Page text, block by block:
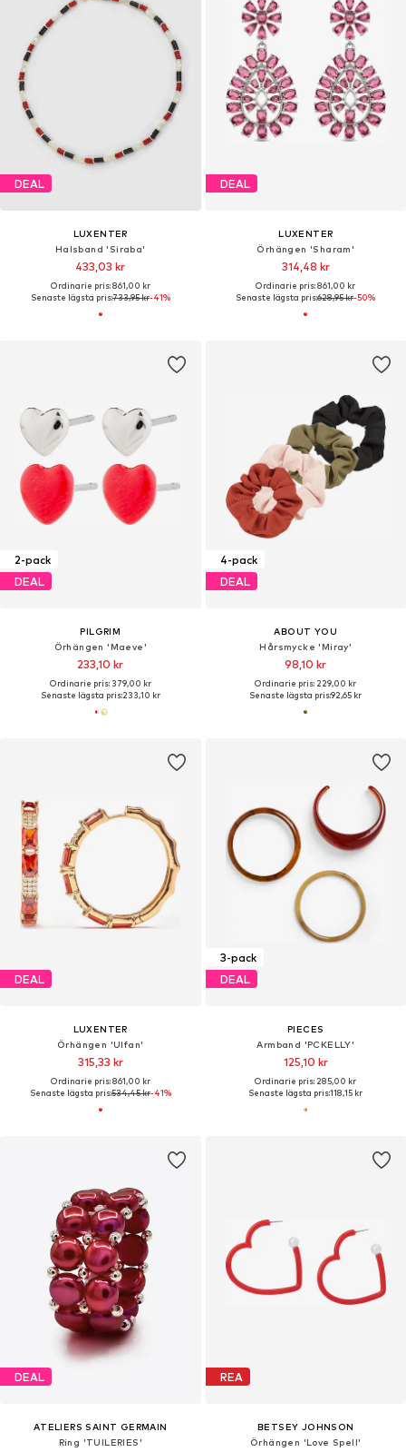
DEAL
LUXENTER
Halsband 'Siraba'
433,03 kr
Ordinarie pris: 861,00 kr
Senaste lägsta pris:733,95 kr-41%
DEAL
LUXENTER
Örhängen 'Sharam'
314,48 kr
Ordinarie pris: 861,00 kr
Senaste lägsta pris:628,95 kr-50%
2-pack
DEAL
PILGRIM
Örhängen 'Maeve'
233,10 kr
Ordinarie pris: 379,00 kr
Senaste lägsta pris:233,10 kr
4-pack
DEAL
ABOUT YOU
Hårsmycke 'Miray'
98,10 kr
Ordinarie pris: 229,00 kr
Senaste lägsta pris:92,65 kr
DEAL
LUXENTER
Örhängen 'Ulfan'
315,33 kr
Ordinarie pris: 861,00 kr
Senaste lägsta pris:534,45 kr-41%
3-pack
DEAL
PIECES
Armband 'PCKELLY'
125,10 kr
Ordinarie pris: 285,00 kr
Senaste lägsta pris:118,15 kr
DEAL
ATELIERS SAINT GERMAIN
Ring 'TUILERIES'
REA
BETSEY JOHNSON
Örhängen 'Love Spell'